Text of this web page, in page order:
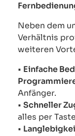
Neben dem
Verhältnis
weiteren
• Einfache
Anfänger.
• Schneller
alles per
•